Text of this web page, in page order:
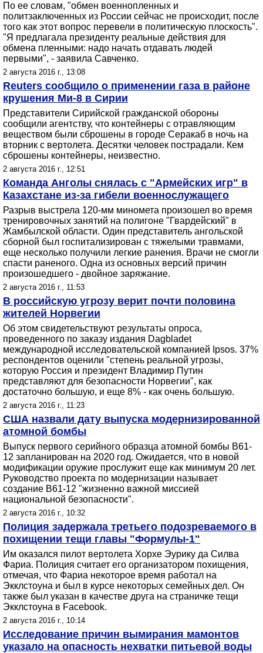
По ее словам, "обмен военнопленных и
политзаключенных из России сейчас не происходит, после
того как этот вопрос перевели в политическую плоскость".
"Я предлагала президенту реальные действия для
обмена пленными: надо начать отдавать людей
первыми", - заявила Савченко.
2 августа 2016 г., 13:08
Reuters сообщило о применении газа в районе
крушения Ми-8 в Сирии
Представители Сирийской гражданской обороны
сообщили агентству, что контейнеры с отравляющим
веществом были сброшены в городе Серакаб в ночь на
вторник с вертолета. Десятки человек пострадали. Кем
сброшены контейнеры, неизвестно.
2 августа 2016 г., 12:51
Команда Анголы снялась с "Армейских игр" в
Казахстане из-за гибели военнослужащего
Разрыв выстрела 120-мм миномета произошел во время
тренировочных занятий на полигоне "Гвардейский" в
Жамбылской области. Один представитель ангольской
сборной был госпитализирован с тяжелыми травмами,
еще несколько получили легкие ранения. Врачи не смогли
спасти раненого. Одна из основных версий причин
произошедшего - двойное заряжание.
2 августа 2016 г., 11:53
В российскую угрозу верит почти половина
жителей Норвегии
Об этом свидетельствуют результаты опроса,
проведенного по заказу издания Dagbladet
международной исследовательской компанией Ipsos. 37%
респондентов оценили "степень реальной угрозы,
которую Россия и президент Владимир Путин
представляют для безопасности Норвегии", как
достаточно большую, и еще 8% - как очень большую.
2 августа 2016 г., 11:23
США назвали дату выпуска модернизированной
атомной бомбы
Выпуск первого серийного образца атомной бомбы B61-
12 запланирован на 2020 год. Ожидается, что в новой
модификации оружие прослужит еще как минимум 20 лет.
Руководство проекта по модернизации называет
создание B61-12 "жизненно важной миссией
национальной безопасности".
2 августа 2016 г., 10:32
Полиция задержала третьего подозреваемого в
похищении тещи главы "Формулы-1"
Им оказался пилот вертолета Хорхе Эурику да Силва
Фариа. Полиция считает его организатором похищения,
отмечая, что Фариа некоторое время работал на
Экклстоуна и был в курсе некоторых семейных дел. Он
также был указан в качестве друга на страничке тещи
Экклстоуна в Facebook.
2 августа 2016 г., 10:14
Исследование причин вымирания мамонтов
указало на опасность нехватки питьевой воды